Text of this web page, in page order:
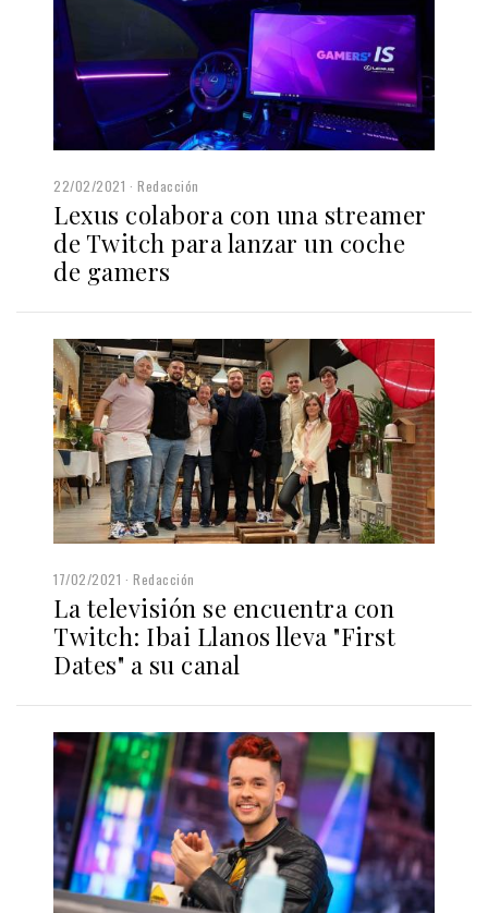
22/02/2021 Redacción
Lexus colabora con una streamer
de Twitch para lanzar un coche
de gamers
17/02/2021 Redacción
La televisión se encuentra con
Twitch: Ibai Llanos lleva "First
Dates" a su canal